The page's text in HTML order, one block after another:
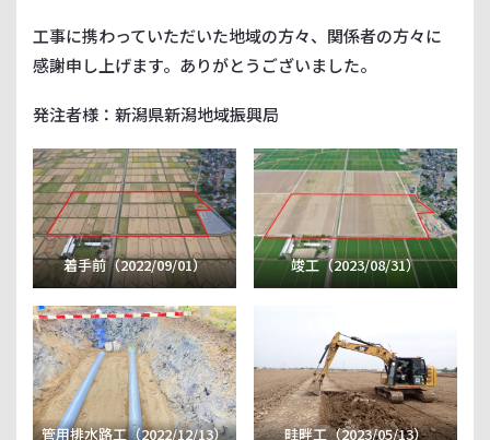
工事に携わっていただいた地域の方々、関係者の方々に
感謝申し上げます。ありがとうございました。
発注者様：新潟県新潟地域振興局
着手前（2022/09/01） 竣工（2023/08/31）
管用排水路工（2022/12/13） 畦畔工（2023/05/13）